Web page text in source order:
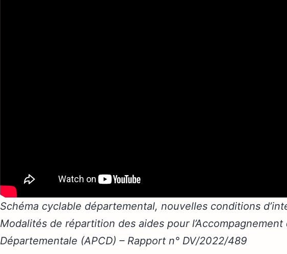
Schéma cyclable départemental, nouvelles conditions
Modalités de répartition des aides pour
Départementale (APCD) – Rapport n° DV/2022/489